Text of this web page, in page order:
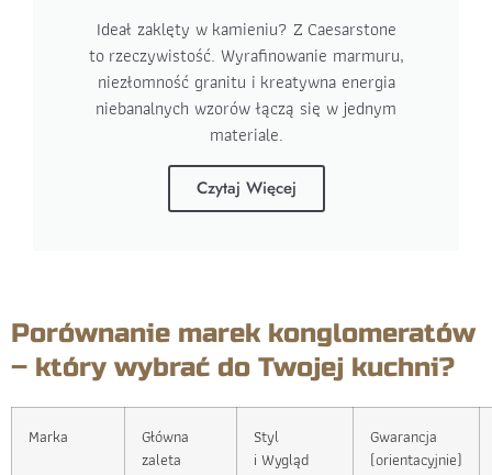
Ideał zaklęty w kamieniu? Z Caesarstone
to rzeczywistość. Wyrafinowanie marmuru,
niezłomność granitu i kreatywna energia
niebanalnych wzorów łączą się w jednym
materiale.
Czytaj Więcej
Porównanie marek konglomeratów
– który wybrać do Twojej kuchni?
Marka
Główna
zaleta
Styl
i Wygląd
Gwarancja
(orientacyjnie)